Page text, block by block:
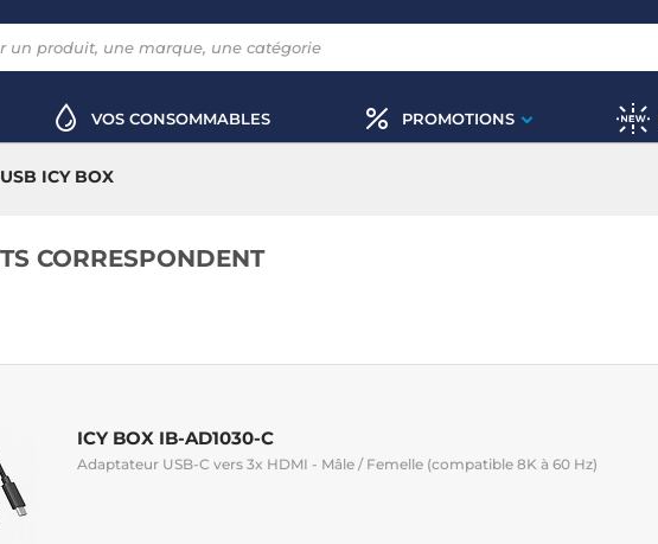
VOS CONSOMMABLES PROMOTIONS
ICY BOX
CORRESPONDENT
ICY BOX IB-AD1030-C
Adaptateur USB-C vers 3x HDMI - Mâle / Femelle (compatible 8K à 60 Hz)